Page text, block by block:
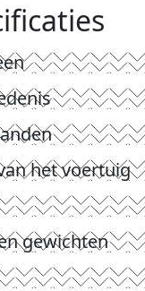
het voertuig
gewichten